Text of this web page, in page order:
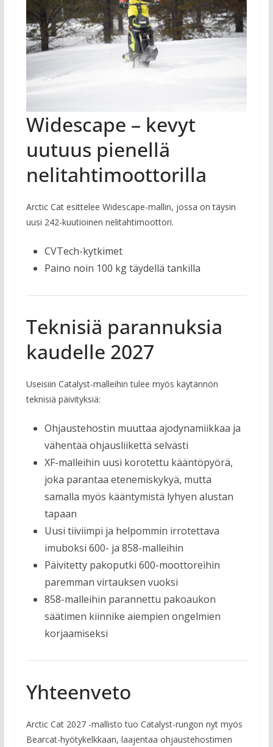
Widescape – kevyt
uutuus pienellä
nelitahtimoottorilla
Arctic Cat esittelee Widescape-mallin, jossa on täysin
uusi 242-kuutioinen nelitahtimoottori.
CVTech-kytkimet
Paino noin 100 kg täydellä tankilla
Teknisiä parannuksia
kaudelle 2027
Useisiin Catalyst-malleihin tulee myös käytännön
teknisiä päivityksiä:
Ohjaustehostin muuttaa ajodynamiikkaa ja
vähentää ohjausliikettä selvästi
XF-malleihin uusi korotettu kääntöpyörä,
joka parantaa etenemiskykyä, mutta
samalla myös kääntymistä lyhyen alustan
tapaan
Uusi tiiviimpi ja helpommin irrotettava
imuboksi 600- ja 858-malleihin
Päivitetty pakoputki 600-moottoreihin
paremman virtauksen vuoksi
858-malleihin parannettu pakoaukon
säätimen kiinnike aiempien ongelmien
korjaamiseksi
Yhteenveto
Arctic Cat 2027 -mallisto tuo Catalyst-rungon nyt myös
Bearcat-hyötykelkkaan, laajentaa ohjaustehostimen